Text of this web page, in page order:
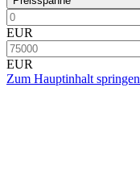
EUR
EUR
Zum Hauptinhalt springen